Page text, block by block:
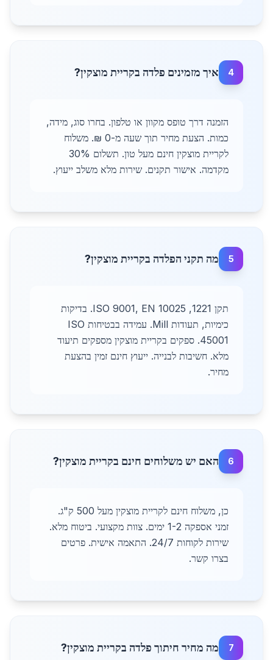
4 איך מזמינים פלדה בקריית מוצקין?
הזמנה דרך טופס מקוון או טלפון. בחרו סוג, מידה,
כמות. הצעת מחיר תוך שעה מ-0 ₪. משלוח
לקריית מוצקין חינם מעל טון. תשלום 30%
מקדמה. אישור תקנים. שירות מלא משלב ייעוץ.
5 מה תקני הפלדה בקריית מוצקין?
תקן 1221, ISO 9001, EN 10025. בדיקות
כימיות, תעודות Mill. עמידה בבטיחות ISO
45001. ספקים בקריית מוצקין מספקים תיעוד
מלא. חשיבות לבנייה. ייעוץ חינם זמין בהצעת
מחיר.
6 האם יש משלוחים חינם בקריית מוצקין?
כן, משלוח חינם לקריית מוצקין מעל 500 ק"ג.
זמני אספקה 1-2 ימים. צוות מקצועי. ביטוח מלא.
שירות לקוחות 24/7. התאמה אישית. פרטים
בצרו קשר.
7 מה מחיר חיתוך פלדה בקריית מוצקין?